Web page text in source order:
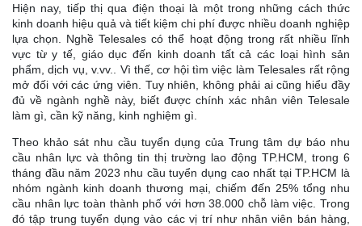
Hiện nay, tiếp thị qua điện thoại là một trong những cách thức
kinh doanh hiệu quả và tiết kiệm chi phí được nhiều doanh nghiệp
lựa chọn. Nghề Telesales có thể hoạt động trong rất nhiều lĩnh
vực từ y tế, giáo dục đến kinh doanh tất cả các loại hình sản
phẩm, dịch vụ, v.vv.. Vì thế, cơ hội tìm việc làm Telesales rất rộng
mở đối với các ứng viên. Tuy nhiên, không phải ai cũng hiểu đầy
đủ về ngành nghề này, biết được chính xác nhân viên Telesale
làm gì, cần kỹ năng, kinh nghiệm gì.
Theo khảo sát nhu cầu tuyển dụng của Trung tâm dự báo nhu
cầu nhân lực và thông tin thị trường lao động TP.HCM, trong 6
tháng đầu năm 2023 nhu cầu tuyển dụng cao nhất tại TP.HCM là
nhóm ngành kinh doanh thương mại, chiếm đến 25% tổng nhu
cầu nhân lực toàn thành phố với hơn 38.000 chỗ làm việc. Trong
đó tập trung tuyển dụng vào các vị trí như nhân viên bán hàng,